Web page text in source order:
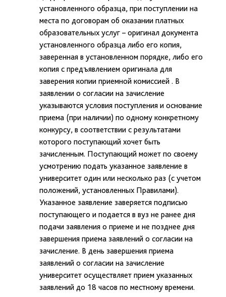
установленного образца, при поступлении на
места по договорам об оказании платных
образовательных услуг – оригинал документа
установленного образца либо его копия,
заверенная в установленном порядке, либо его
копия с предъявлением оригинала для
заверения копии приемной комиссией . В
заявлении о согласии на зачисление
указываются условия поступления и основание
приема (при наличии) по одному конкретному
конкурсу, в соответствии с результатами
которого поступающий хочет быть
зачисленным. Поступающий может по своему
усмотрению подать указанное заявление в
университет один или несколько раз (с учетом
положений, установленных Правилами).
Указанное заявление заверяется подписью
поступающего и подается в вуз не ранее дня
подачи заявления о приеме и не позднее дня
завершения приема заявлений о согласии на
зачисление. В день завершения приема
заявлений о согласии на зачисление
университет осуществляет прием указанных
заявлений до 18 часов по местному времени.